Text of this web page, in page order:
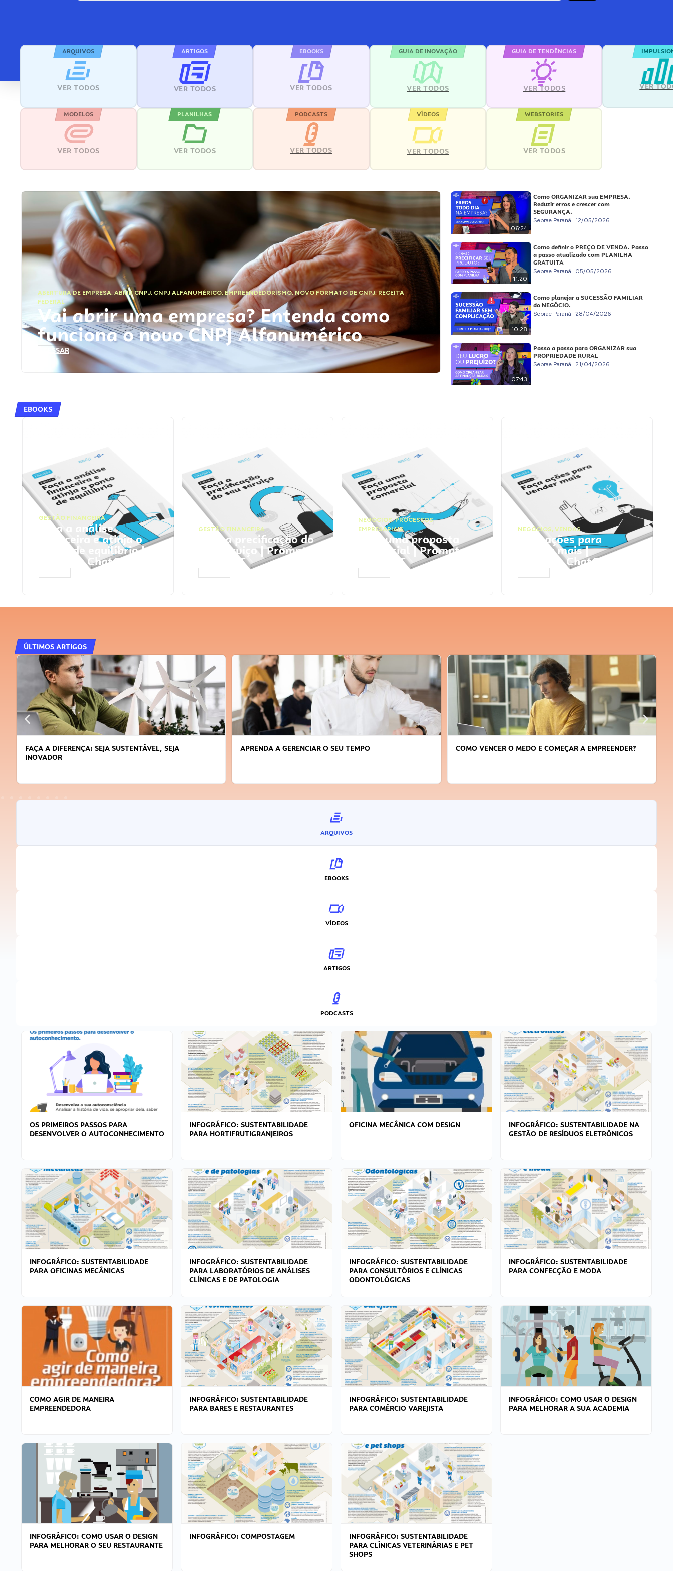
ARQUIVOS
VER TODOS
ARTIGOS
VER TODOS
EBOOKS
VER TODOS
GUIA DE INOVAÇÃO
VER TODOS
GUIA DE TENDÊNCIAS
VER TODOS VER
MODELOS
VER TODOS
PLANILHAS
VER TODOS
PODCASTS
VER TODOS
VÍDEOS
VER TODOS
WEBSTORIES
VER TODOS
ABERTURA DE EMPRESA,ABRIR CNPJ, CNPJ ALFANUMÉRICO, EMPREENDEDORISMO,NOVO FORMATO DE CNPJ,RECEITA
FEDERAL
Vai abrir uma empresa? Entenda como
funciona o novo CNPJ Alfanumérico
ACESSAR
06:24
Como ORGANIZAR sua EMPRESA.
Reduzir erros e crescer com
SEGURANÇA.
Sebrae Paraná 12/05/2026
11:20
Como definir o PREÇO DE VENDA. Passo
a passo atualizado com PLANILHA
GRATUITA
Sebrae Paraná 05/05/2026
10:28
Como planejar a SUCESSÃO FAMILIAR
do NEGÓCIO.
Sebrae Paraná 28/04/2026
07:43
Passo a passo para ORGANIZAR sua
PROPRIEDADE RURAL
Sebrae Paraná 21/04/2026
EBOOKS
GESTÃO FINANCEIRA
Faça a análise
financeira e atinja o
ponto de equilíbrio |
Prompts ChatGPT
GESTÃO FINANCEIRA
Faça a precificação do
seu serviço | Prompts
ChatGPT
NEGÓCIOS,PROCESSOS
EMPRESARIAIS
Faça uma proposta
comercial | Prompts
ChatGPT
NEGÓCIOS, VENDAS
Faça ações para
vender mais |
Prompts ChatGPT
ÚLTIMOS ARTIGOS
FAÇA A DIFERENÇA: SEJA SUSTENTÁVEL, SEJA
INOVADOR
APRENDA A GERENCIAR O SEU TEMPO COMO VENCER O MEDO E COMEÇAR A EMPREENDER?
ARQUIVOS
EBOOKS
VÍDEOS
ARTIGOS
PODCASTS
OS PRIMEIROS PASSOS PARA
DESENVOLVER O AUTOCONHECIMENTO
INFOGRÁFICO: SUSTENTABILIDADE
PARA HORTIFRUTIGRANJEIROS
OFICINA MECÂNICA COM DESIGN
INFOGRÁFICO: SUSTENTABILIDADE NA
GESTÃO DE RESÍDUOS ELETRÔNICOS
INFOGRÁFICO: SUSTENTABILIDADE
PARA OFICINAS MECÂNICAS
INFOGRÁFICO: SUSTENTABILIDADE
PARA LABORATÓRIOS DE ANÁLISES
CLÍNICAS E DE PATOLOGIA
INFOGRÁFICO: SUSTENTABILIDADE
PARA CONSULTÓRIOS E CLÍNICAS
ODONTOLÓGICAS
INFOGRÁFICO: SUSTENTABILIDADE
PARA CONFECÇÃO E MODA
COMO AGIR DE MANEIRA
EMPREENDEDORA
INFOGRÁFICO: SUSTENTABILIDADE
PARA BARES E RESTAURANTES
INFOGRÁFICO: SUSTENTABILIDADE
PARA COMÉRCIO VAREJISTA
INFOGRÁFICO: COMO USAR O DESIGN
PARA MELHORAR A SUA ACADEMIA
INFOGRÁFICO: COMO USAR O DESIGN
PARA MELHORAR O SEU RESTAURANTE
INFOGRÁFICO: COMPOSTAGEM
INFOGRÁFICO: SUSTENTABILIDADE
PARA CLÍNICAS VETERINÁRIAS E PET
SHOPS